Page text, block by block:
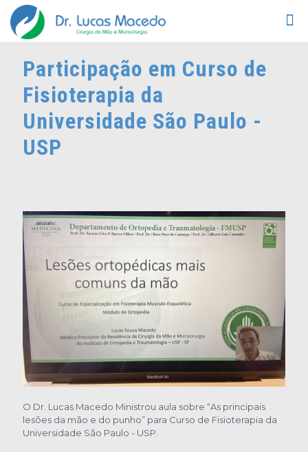
Participação em Curso de
Fisioterapia da
Universidade São Paulo -
USP
O Dr. Lucas Macedo Ministrou aula sobre “As principais
lesões da mão e do punho” para Curso de Fisioterapia da
Universidade São Paulo - USP.